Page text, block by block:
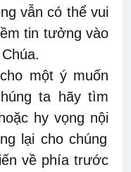
vẫn có thể vui
tin tưởng vào
một ý muốn
ta
hãy tìm
hy vọng nội
lại cho chúng
về phía trước